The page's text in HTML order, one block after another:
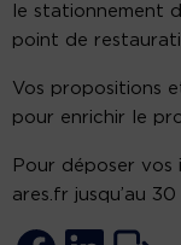
le stationnement
point de
Vos propositions
pour enrichir le
Pour déposer vos
ares.fr jusqu’au 30